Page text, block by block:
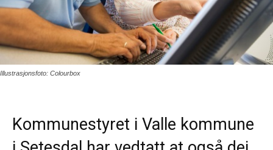
Illustrasjonsfoto: Colourbox
Kommunestyret i Valle kommune